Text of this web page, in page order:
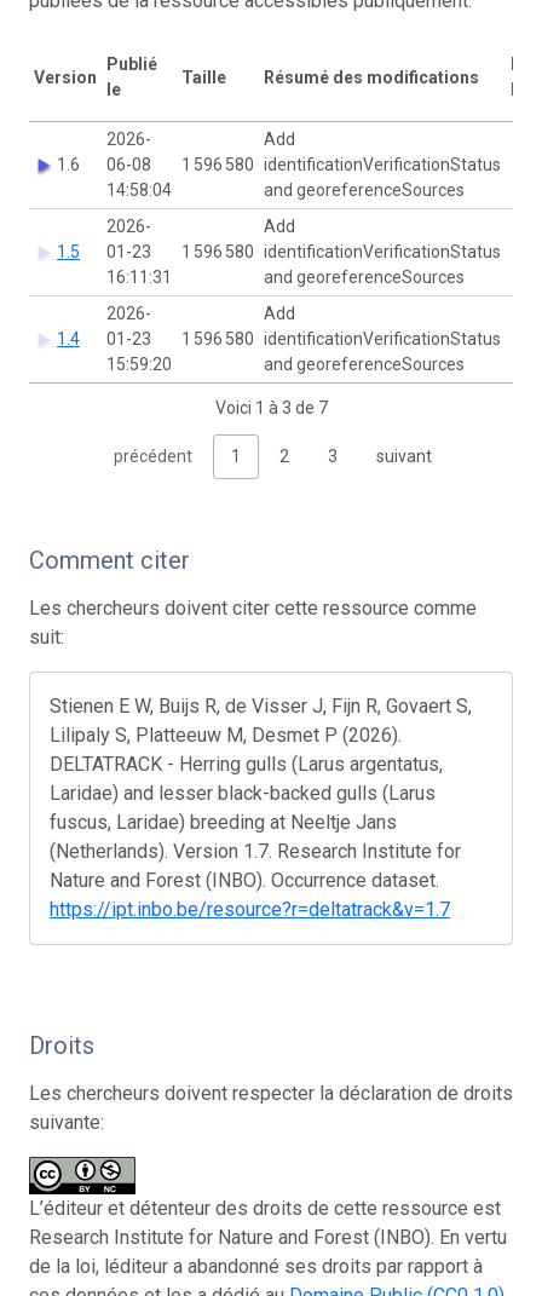
Version
Publié
le
Taille Résumé des modifications
1.6
2026-
06-08
14:58:04
1 596 580
Add
identificationVerificationStatus
and georeferenceSources
1.5
2026-
01-23
16:11:31
1 596 580
Add
identificationVerificationStatus
and georeferenceSources
1.4
2026-
01-23
15:59:20
1 596 580
Add
identificationVerificationStatus
and georeferenceSources
Voici 1 à 3 de 7
précédent 1 2 3 suivant
Comment citer
Les chercheurs doivent citer cette ressource comme
suit:
Stienen E W, Buijs R, de Visser J, Fijn R, Govaert S,
Lilipaly S, Platteeuw M, Desmet P (2026).
DELTATRACK - Herring gulls (Larus argentatus,
Laridae) and lesser black-backed gulls (Larus
fuscus, Laridae) breeding at Neeltje Jans
(Netherlands). Version 1.7. Research Institute for
Nature and Forest (INBO). Occurrence dataset.
https://ipt.inbo.be/resource?r=deltatrack&v=1.7
Droits
Les chercheurs doivent respecter la déclaration de droits
suivante:
L’éditeur et détenteur des droits de cette ressource est
Research Institute for Nature and Forest (INBO). En vertu
de la loi, léditeur a abandonné ses droits par rapport à